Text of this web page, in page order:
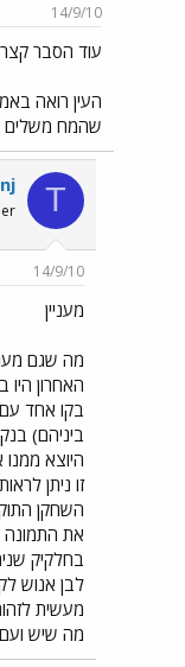
14/9/10
עוד הסבר קצר
העין רואה
שהמח משלים
T
14/9/10
מעניין
מה שגם
האחרון
בקו אחד
ביניהם)
היוצא
זו ניתן
השחקן
את התמונה
בחלקיק
לבן אנוש
מעשית
מה שיש